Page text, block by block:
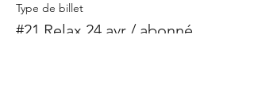
Type de billet
#21 Relax 24 avr / abonné